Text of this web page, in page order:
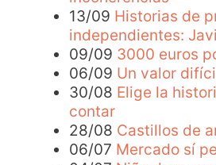
13/09 Historias de
independientes:
09/09 3000 euros
06/09 Un valor
30/08 Elige la
contar
28/08 Castillos de
06/07 Mercado sí